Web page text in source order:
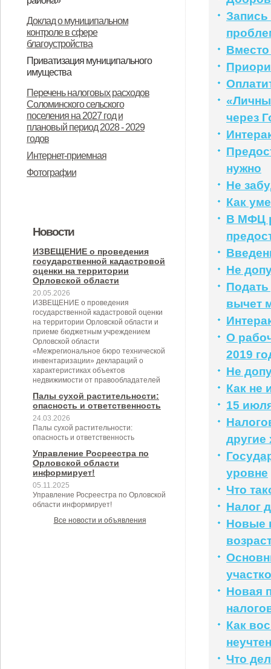
выплате детям отдельных
категорий военнослужащих».
(публичных) слушаний
Доклад о муниципальном
контроле в сфере
благоустройства
Приватизация муниципального
имущества
порядке планирования и принятия
решений об условиях
приватизации муниципального
имущества муниципального
образования Соломинское
района Орловской области
администрации Соломинского
сельского поселения
Дмитровского района Орловской
области об итогах приватизации и
продажи государственного и
Перечень налоговых расходов
Соломинского сельского
поселения на 2027 год и
плановый период 2028 - 2029
годов
Интернет-приемная
Фотографии
Новости
ИЗВЕЩЕНИЕ о проведения
государственной кадастровой
оценки на территории
Орловской области
20.05.2026
ИЗВЕЩЕНИЕ о проведения
государственной кадастровой оценки
на территории Орловской области и
приеме бюджетным учреждением
Орловской области
«Межрегиональное бюро технической
инвентаризации» деклараций о
характеристиках объектов
недвижимости от правообладателей
Палы сухой растительности:
опасность и ответственность
24.03.2026
Палы сухой растительности:
опасность и ответственность
Управление Росреестра по
Орловской области
информирует!
05.11.2025
Управление Росреестра по Орловской
области информирует!
Все новости и объявления
Запись
через
нужно
Не
Как
В МФЦ
Не
вычет
О
2019
Не
Как не
15
другие
уровне
Что
Налог
Новые
Новая
Как
Что